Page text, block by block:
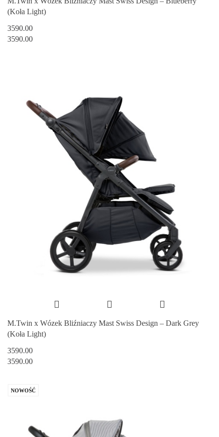
(Koła Light)
3590.00
3590.00
M.Twin x Wózek Bliźniaczy Mast Swiss Design – Dark Grey
(Koła Light)
3590.00
3590.00
NOWOŚĆ